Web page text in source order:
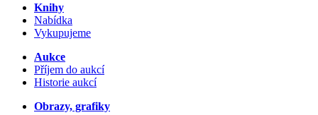
Knihy
Nabídka
Vykupujeme
Aukce
Příjem do aukcí
Historie aukcí
Obrazy, grafiky